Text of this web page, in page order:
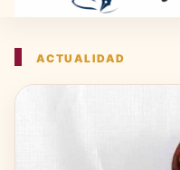
ACTUALIDAD